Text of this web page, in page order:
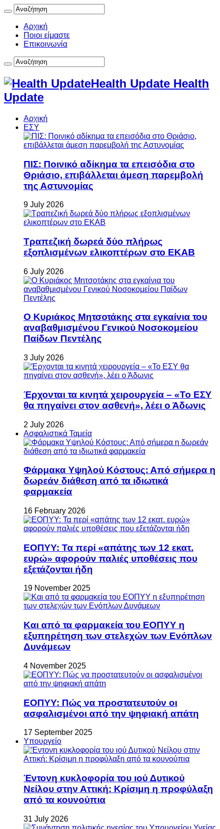
Αρχική
Ποιοι είμαστε
Επικοινωνία
Health Update Health
Update
Αρχική
ΕΣΥ
ΠΙΣ: Ποινικό αδίκημα τα επεισόδια στο
Θριάσιο, επιβάλλεται άμεση παρεμβολή
της Αστυνομίας
9 July 2026
Τραπεζική δωρεά δύο πλήρως
εξοπλισμένων ελικοπτέρων στο ΕΚΑΒ
6 July 2026
Ο Κυριάκος Μητσοτάκης στα εγκαίνια του
αναβαθμισμένου Γενικού Νοσοκομείου
Παίδων Πεντέλης
3 July 2026
Έρχονται τα κινητά χειρουργεία – «Το ΕΣΥ
θα πηγαίνει στον ασθενή», λέει ο Άδωνις
2 July 2026
Ασφαλιστικά Ταμεία
Φάρμακα Υψηλού Κόστους: Από σήμερα η
δωρεάν διάθεση από τα ιδιωτικά
φαρμακεία
16 February 2026
ΕΟΠΥΥ: Τα περί «απάτης των 12 εκατ.
ευρώ» αφορούν παλιές υποθέσεις που
εξετάζονται ήδη
19 November 2025
Και από τα φαρμακεία του ΕΟΠΥΥ η
εξυπηρέτηση των στελεχών των Ενόπλων
Δυνάμεων
4 November 2025
ΕΟΠΥΥ: Πώς να προστατευτούν οι
ασφαλισμένοι από την ψηφιακή απάτη
17 September 2025
Υπουργείο
Έντονη κυκλοφορία του ιού Δυτικού
Νείλου στην Αττική: Κρίσιμη η προφύλαξη
από τα κουνούπια
31 July 2026